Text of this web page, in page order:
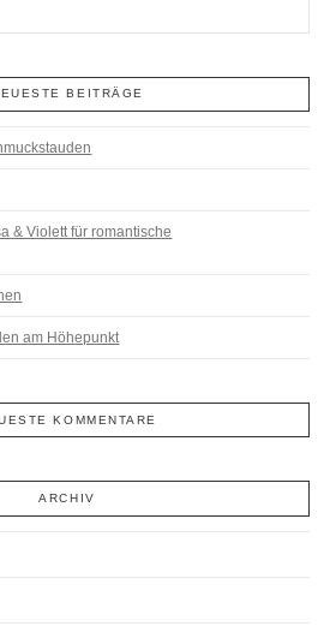
BEITRÄGE
& Violett für romantische
am Höhepunkt
KOMMENTARE
ARCHIV